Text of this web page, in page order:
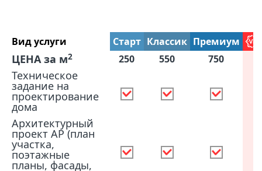
Вид услуги Старт Классик Премиум
ЦЕНА за м2 250 550 750
Техническое
задание на
проектирование
дома
Архитектурный
проект АР (план
участка,
поэтажные
планы, фасады,